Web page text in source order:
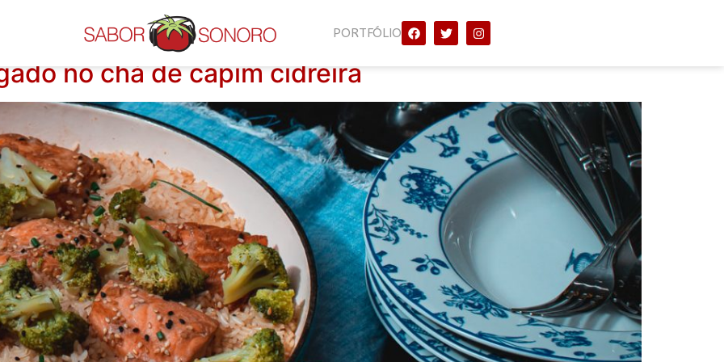
PORTFÓLIO
no chá de capim cidreira